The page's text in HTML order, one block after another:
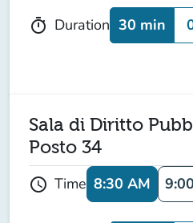
timer Duration 30 min
Sala di Diritto
Posto 34
schedule Time 8:30 AM